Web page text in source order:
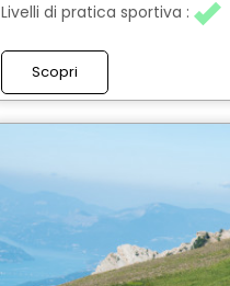
Livelli di pratica sportiva :
Scopri